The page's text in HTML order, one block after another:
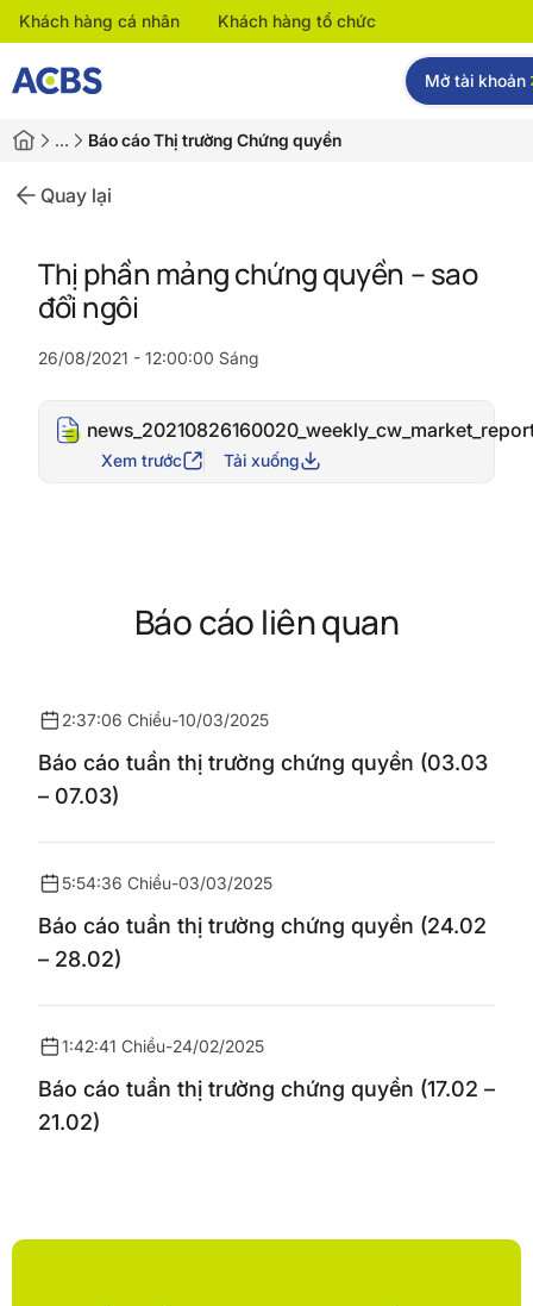
Khách hàng cá nhân Khách hàng tổ chức
Mở tài khoản
… Báo cáo Thị trường Chứng quyền
Quay lại
Thị phần mảng chứng quyền – sao
đổi ngôi
26/08/2021 - 12:00:00 Sáng
Xem trước Tải xuống
Báo cáo liên quan
2:37:06 Chiều-10/03/2025
Báo cáo tuần thị trường chứng quyền (03.03
– 07.03)
5:54:36 Chiều-03/03/2025
Báo cáo tuần thị trường chứng quyền (24.02
– 28.02)
1:42:41 Chiều-24/02/2025
Báo cáo tuần thị trường chứng quyền (17.02 –
21.02)